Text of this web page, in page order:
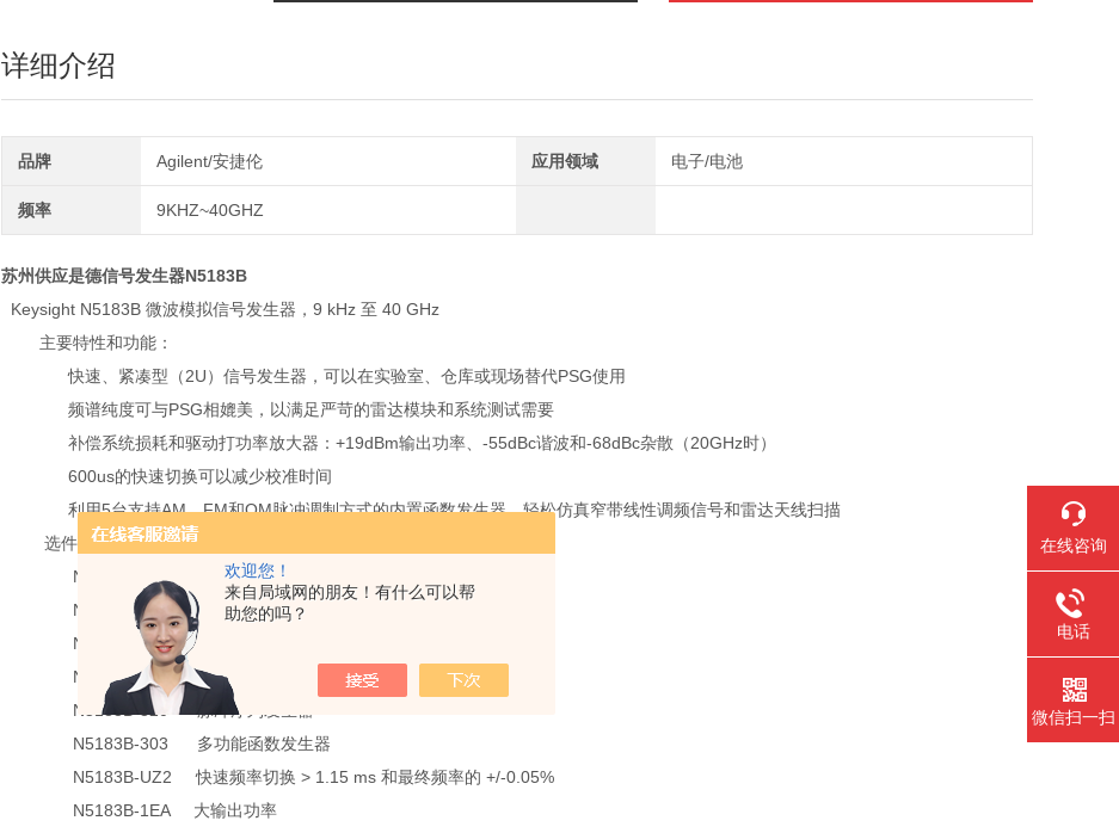
欢迎您！
来自局域网的朋友！有什么可以帮
助您的吗？
详细介绍
品牌 Agilent/安捷伦 应用领域 电子/电池
频率 9KHZ~40GHZ
苏州供应是德信号发生器N5183B
Keysight N5183B 微波模拟信号发生器，9 kHz 至 40 GHz
主要特性和功能：
快速、紧凑型（2U）信号发生器，可以在实验室、仓库或现场替代PSG使用
频谱纯度可与PSG相媲美，以满足严苛的雷达模块和系统测试需要
补偿系统损耗和驱动打功率放大器：+19dBm输出功率、-55dBc谐波和-68dBc杂散（20GHz时）
600us的快速切换可以减少校准时间
利用5台支持AM、FM和OM脉冲调制方式的内置函数发生器，轻松仿真窄带线性调频信号和雷达天线扫描
选件：
N5183B-UW2
窄脉冲调制高达 31.8 GHz
N5183B-UNZ快速切换
N5183B-UNW
N5183B-UNT调幅、调频、相位调制
N5183B-320
脉冲序列发生器
N5183B-303 多功能函数发生器
N5183B-UZ2快速频率切换 > 1.15 ms 和最终频率的 +/-0.05%
N5183B-1EA 大输出功率
在线咨询
电话
微信扫一扫